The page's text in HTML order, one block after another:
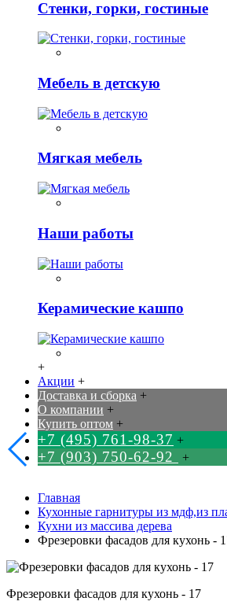
Стенки, горки, гостиные
Мебель в детскую
Мягкая мебель
Наши работы
Керамические кашпо
+
Акции +
Доставка и сборка +
О компании +
Купить оптом +
+7 (495) 761-98-37 +
+7 (903) 750-62-92 +
Главная
Кухонные гарнитуры из мдф,из
Кухни из массива дерева
Фрезеровки фасадов для кухонь -
Фрезеровки фасадов для кухонь - 17